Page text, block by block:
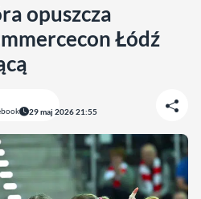
opuszcza
Łódź
29 maj 2026 21:55